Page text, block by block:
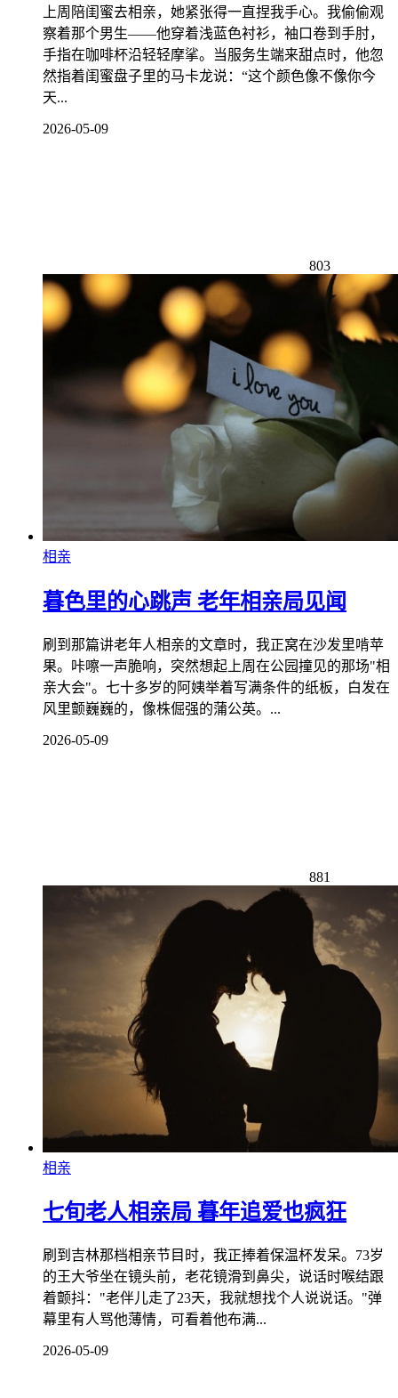
上周陪闺蜜去相亲，她紧张得一直捏我手心。我偷偷观
察着那个男生——他穿着浅蓝色衬衫，袖口卷到手肘，
手指在咖啡杯沿轻轻摩挲。当服务生端来甜点时，他忽
然指着闺蜜盘子里的马卡龙说：“这个颜色像不像你今
天...
2026-05-09
803
相亲
暮色里的心跳声 老年相亲局见闻
刷到那篇讲老年人相亲的文章时，我正窝在沙发里啃苹
果。咔嚓一声脆响，突然想起上周在公园撞见的那场"相
亲大会"。七十多岁的阿姨举着写满条件的纸板，白发在
风里颤巍巍的，像株倔强的蒲公英。...
2026-05-09
881
相亲
七旬老人相亲局 暮年追爱也疯狂
刷到吉林那档相亲节目时，我正捧着保温杯发呆。73岁
的王大爷坐在镜头前，老花镜滑到鼻尖，说话时喉结跟
着颤抖："老伴儿走了23天，我就想找个人说说话。"弹
幕里有人骂他薄情，可看着他布满...
2026-05-09